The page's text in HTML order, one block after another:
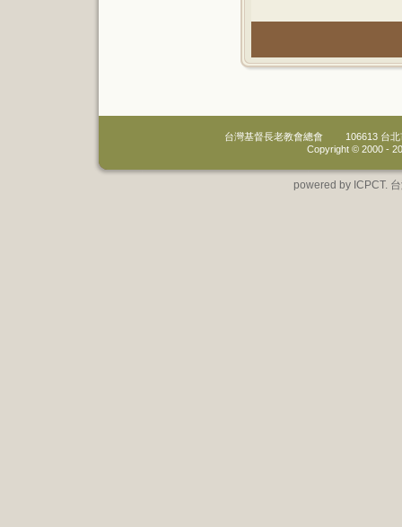
台灣基督長老教會總會
106613 台
Copyright © 2000 -
powered by ICPCT.